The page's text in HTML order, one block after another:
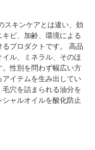
スキンケアとは違い、効
ビ、加齢、環境による
プロダクトです。 高品
ル、ミネラル、そのほ
性別を問わず幅広い方
イテムを生み出してい
穴を詰まられる油分を
ャルオイルを酸化防止